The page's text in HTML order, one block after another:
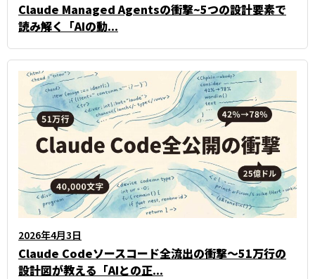
Claude Managed Agentsの衝撃~5つの設計要素で
読み解く「AIの動...
2026年4月3日
Claude Codeソースコード全流出の衝撃～51万行の
設計図が教える「AIとの正...